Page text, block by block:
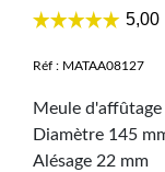
Réf : MATAA08127
Meule
Diamètre 145
Alésage 22 mm